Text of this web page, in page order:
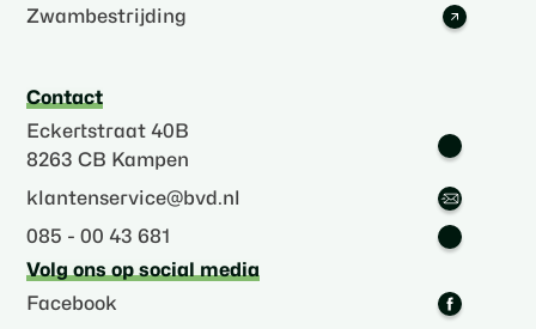
Zwambestrijding
Contact
Eckertstraat 40B
8263 CB Kampen
klantenservice@bvd.nl
085 - 00 43 681
Volg ons op social media
Facebook